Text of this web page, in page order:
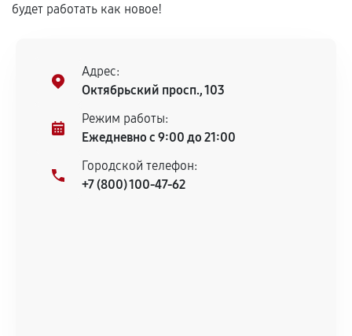
При этом гарантия на сами комплектующие
сервисный центр ответственности не несет.
будет работать как новое!
Адрес:
Октябрьский просп., 103
Режим работы:
Ежедневно с 9:00 до 21:00
Городской телефон:
+7 (800) 100-47-62